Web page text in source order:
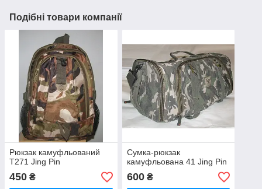
Подібні товари компанії
Рюкзак камуфльований
T271 Jing Pin
450 ₴
Сумка-рюкзак
камуфльована 41 Jing Pin
600₴